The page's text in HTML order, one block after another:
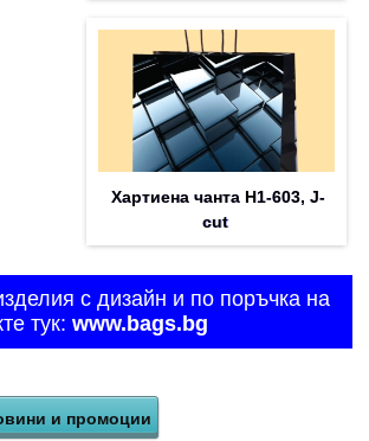
Хартиена чанта H1-603, J-
cut
с дизайн и по поръчка на
тук: www.bags.bg